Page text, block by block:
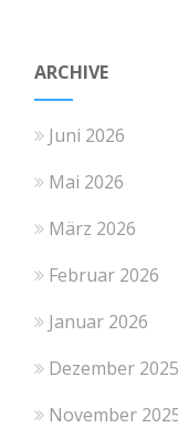
ARCHIVE
Juni 2026
Mai 2026
März 2026
Februar 2026
Januar 2026
Dezember 2025
November